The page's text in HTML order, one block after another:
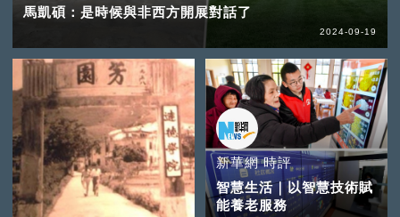
馬凱碩：是時候與非西方開展對話了
2024-09-19
新華網 時評
智慧生活｜以智慧技術賦
能養老服務